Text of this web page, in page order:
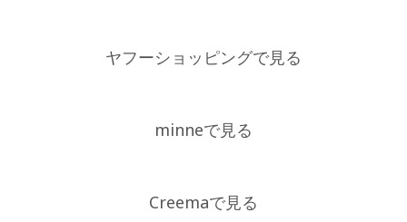
ヤフーショッピングで見る
minneで見る
Creemaで見る